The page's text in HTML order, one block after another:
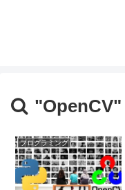
"OpenCV"
プログラミング